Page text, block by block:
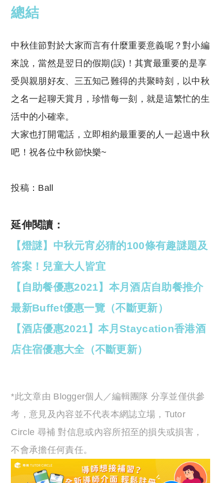
總結
中秋佳節對於大家而言有什麼重要意義呢？對小編
來說，當然是翌日的假期(誤)！其實最重要的是享
受與親朋好友、三五知己難得的共聚時刻，以中秋
之名一起聊天賞月，珍惜每一刻，就是這繁忙的生
活中的小確幸。
大家也打開電話，立即相約最重要的人一起過中秋
吧！祝各位中秋節快樂~
投稿：Ball
延伸閱讀：
【燈謎】中秋元宵必猜的100條有趣謎題及
答案！兒童大人皆宜
【自助餐優惠2021】本月酒店自助餐推介
最新Buffet優惠一覽（不斷更新）
【酒店優惠2021】本月Staycation香港酒
店住宿優惠大全（不斷更新）
*此文章由 Blogger個人／編輯團隊 分享並僅供參
考，意見及內容並不代表本網誌立場，Tutor
Circle 尋補 對信息或內容所招至的損失或損害，
不會承擔任何責任。